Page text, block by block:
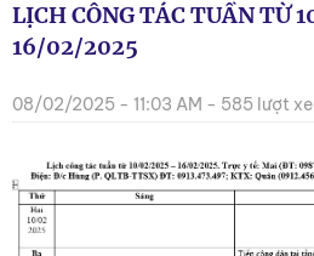
LỊCH CÔNG TÁC TUẦN TỪ
16/02/2025
08/02/2025 - 11:03 AM - 585 lượt